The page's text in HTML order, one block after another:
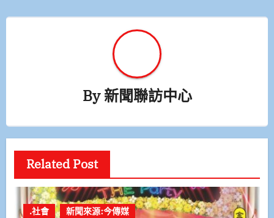
By新聞聯訪中心
Related Post
.社會 新聞來源:今傳媒